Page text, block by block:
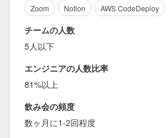
Zoom
Notion AWS CodeDeploy
チームの人数
5人以下
エンジニアの人数比率
81%以上
飲み会の頻度
数ヶ月に1-2回程度